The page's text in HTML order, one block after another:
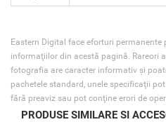
Eastern Digital face eforturi
informaţiilor din acestă pagină. Rareori
fotografia are caracter informativ şi
pachetele standard, unele specificaţii
fără preaviz sau pot conţine erori de
PRODUSE SIMILARE SI